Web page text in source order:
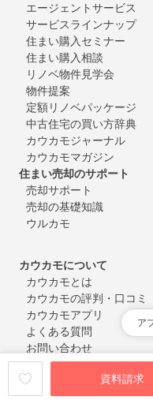
資料請求
ア
エージェントサービス
サービスラインナップ
住まい購入セミナー
住まい購入相談
リノベ物件見学会
物件提案
定額リノベパッケージ
中古住宅の買い方辞典
カウカモジャーナル
カウカモマガジン
住まい売却のサポート
売却サポート
売却の基礎知識
ウルカモ
カウカモについて
カウカモとは
カウカモの評判・口コミ
カウカモアプリ
よくある質問
お問い合わせ
会員登録・ログイン